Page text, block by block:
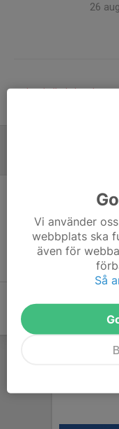
26
Endast kallade kunde
Vi använder
webbplats ska
även för
Så